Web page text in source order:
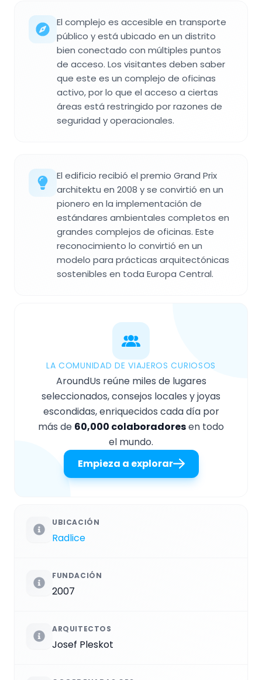
El complejo es accesible en transporte
público y está ubicado en un distrito
bien conectado con múltiples puntos
de acceso. Los visitantes deben saber
que este es un complejo de oficinas
activo, por lo que el acceso a ciertas
áreas está restringido por razones de
seguridad y operacionales.
El edificio recibió el premio Grand Prix
architektu en 2008 y se convirtió en un
pionero en la implementación de
estándares ambientales completos en
grandes complejos de oficinas. Este
reconocimiento lo convirtió en un
modelo para prácticas arquitectónicas
sostenibles en toda Europa Central.
LA COMUNIDAD DE VIAJEROS CURIOSOS
AroundUs reúne miles de lugares
seleccionados, consejos locales y joyas
escondidas, enriquecidos cada día por
más de 60,000 colaboradoresen todo
el mundo.
Empieza a explorar
UBICACIÓN
Radlice
FUNDACIÓN
2007
ARQUITECTOS
Josef Pleskot